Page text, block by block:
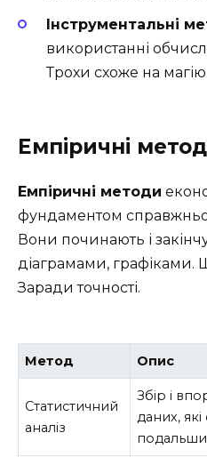
Інструментальні
використанні
Трохи схоже на
Емпіричні
Емпіричні методи
фундаментом
Вони починають і
діаграмами, графіками.
Заради точності.
Метод Опис
Статистичний
аналіз
Збір і
даних,